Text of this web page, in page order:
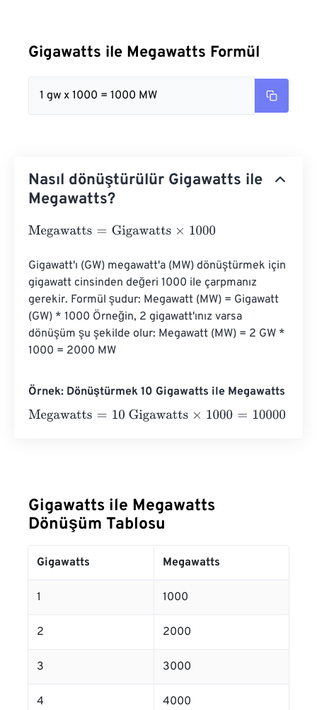
Gigawatts ile Megawatts Formül
1 gw x 1000 = 1000 MW
Nasıl dönüştürülür Gigawatts ile
Megawatts?
Megawatts=Gigawatts×1000
Gigawatt'ı (GW) megawatt'a (MW) dönüştürmek için
gigawatt cinsinden değeri 1000 ile çarpmanız
gerekir. Formül şudur: Megawatt (MW) = Gigawatt
(GW) * 1000 Örneğin, 2 gigawatt'ınız varsa
dönüşüm şu şekilde olur: Megawatt (MW) = 2 GW *
1000 = 2000 MW
Örnek: Dönüştürmek 10 Gigawatts ile Megawatts
Megawatts=10 Gigawatts×1000=10000 Megawatts
Gigawatts ile Megawatts
Dönüşüm Tablosu
Gigawatts Megawatts
1 1000
2 2000
3 3000
4 4000